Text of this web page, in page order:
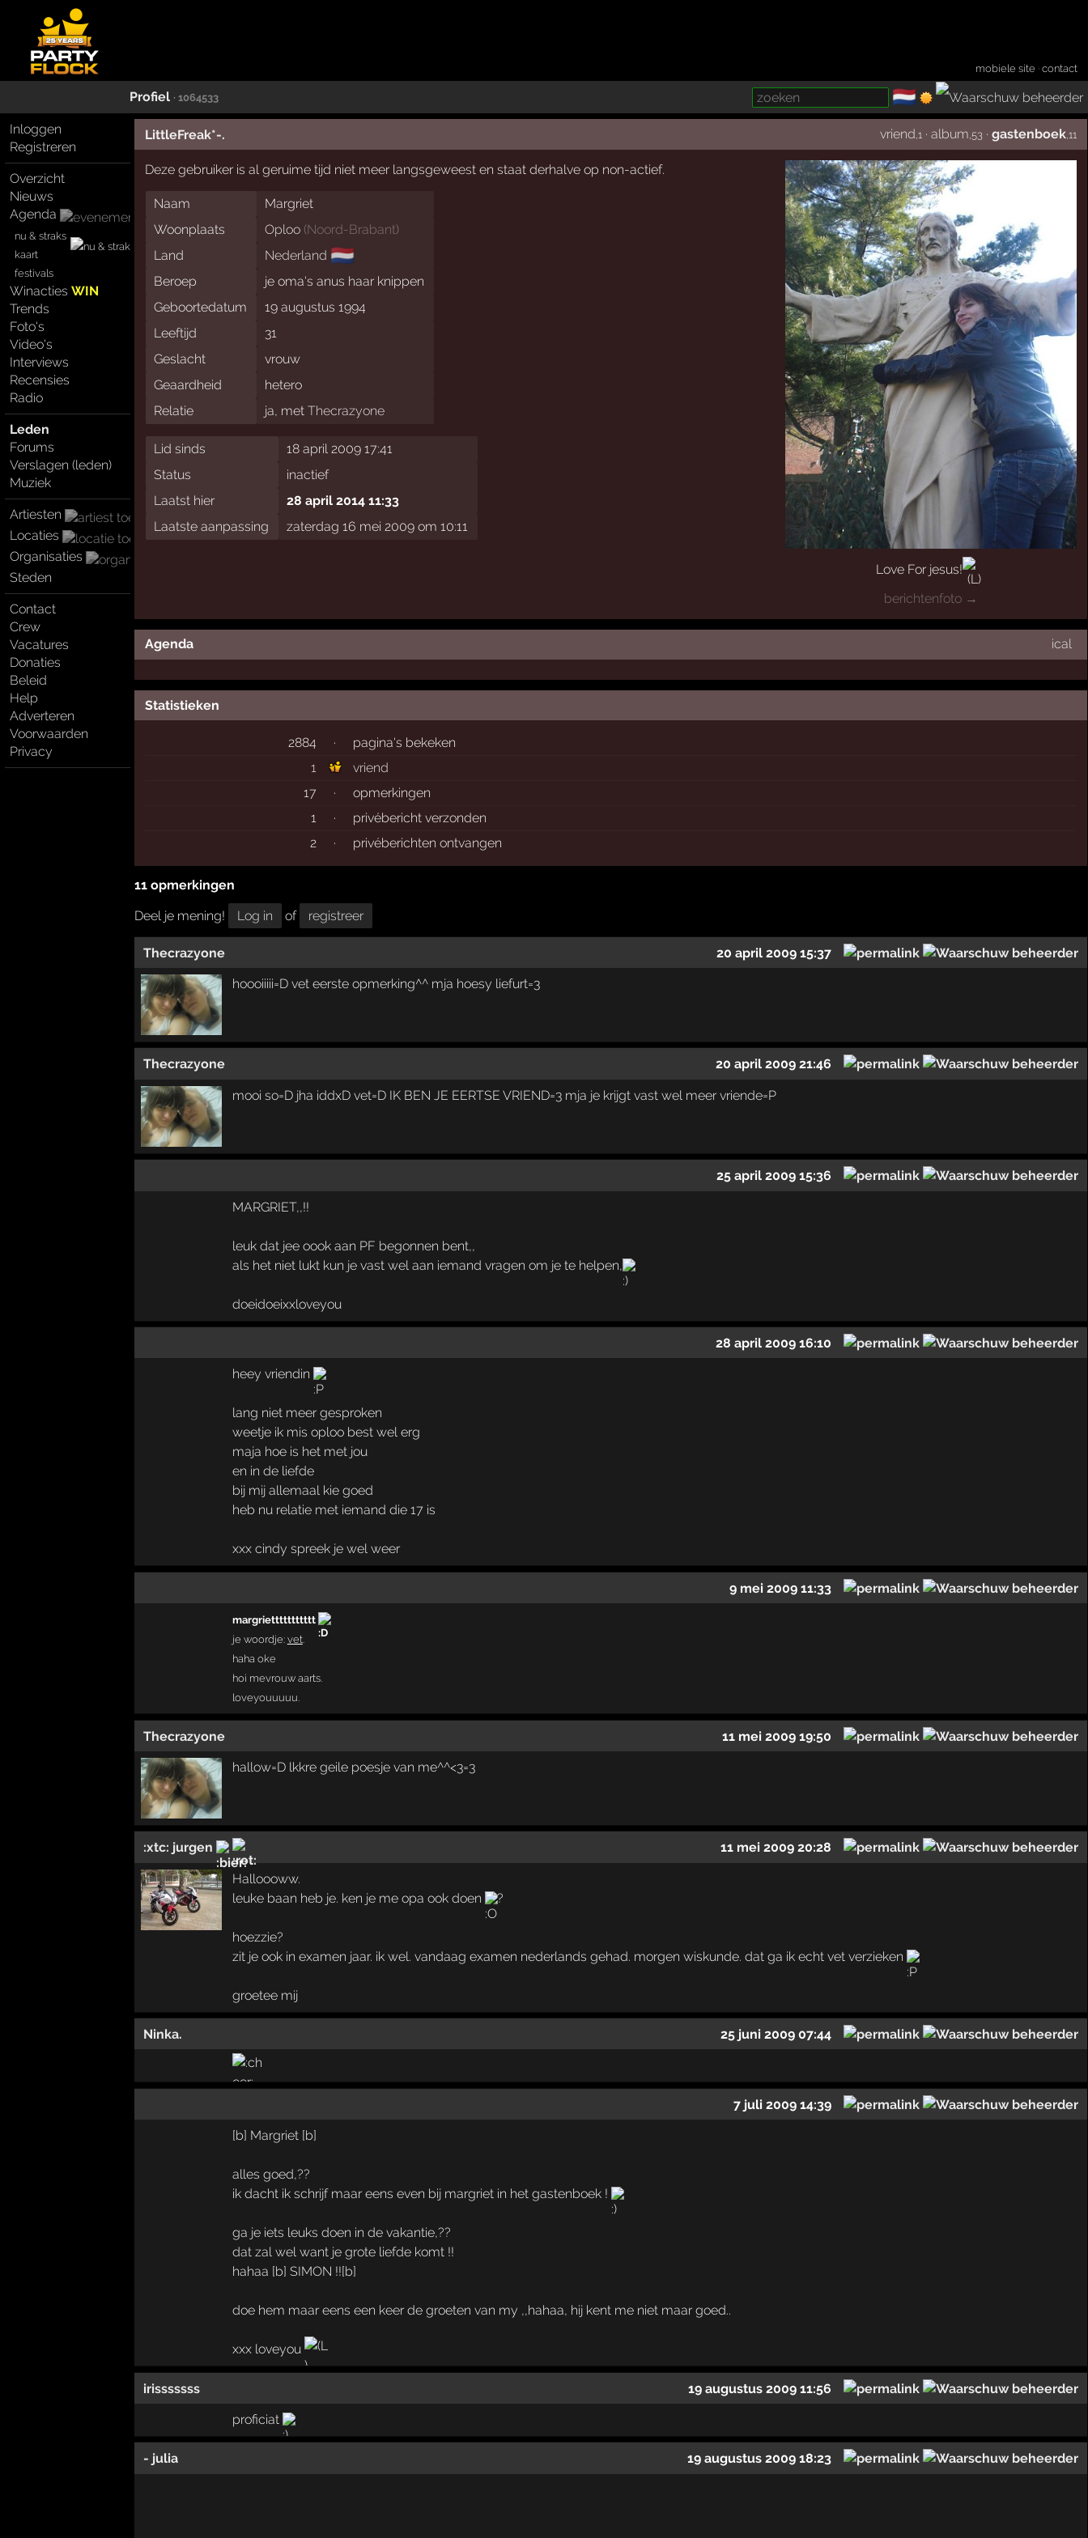
mobiele site ·contact
Profiel · 1064533 🇳🇱
Inloggen
Registreren
Overzicht
Nieuws
Agenda
nu & straks
kaart
festivals
WinactiesWIN
Trends
Foto's
Video's
Interviews
Recensies
Radio
Leden
Forums
Verslagen (leden)
Muziek
Artiesten
Locaties
Organisaties
Steden
Contact
Crew
Vacatures
Donaties
Beleid
Help
Adverteren
Voorwaarden
Privacy
LittleFreak*-. vriend ,1 ·album ,53 ·gastenboek,11
Love For jesus!
berichtenfoto →
Deze gebruiker is al geruime tijd niet meer langsgeweest en staat derhalve op non-actief.
Naam
Margriet
Woonplaats
Oploo (Noord-Brabant)
Land
Nederland 🇳🇱
Beroep
je oma's anus haar knippen
Geboortedatum
19 augustus 1994
Leeftijd
31
Geslacht
vrouw
Geaardheid
hetero
Relatie
ja, metThecrazyone
Lid sinds
18 april 2009 17:41
Status
inactief
Laatst hier
28 april 2014 11:33
Laatste aanpassing
zaterdag 16 mei 2009 om 10:11
Agenda ical
Statistieken
2884 ·
pagina's bekeken
1
vriend
17
·
opmerkingen
1
·
privébericht verzonden
2
· privéberichten ontvangen
11 opmerkingen
Deel je mening!
Log in of registreer
Thecrazyone 20 april 2009 15:37
hoooiiiii=D vet eerste opmerking^^ mja hoesy liefurt=3
Thecrazyone 20 april 2009 21:46
mooi so=D jha iddxD vet=D IK BEN JE EERTSE VRIEND=3 mja je krijgt vast wel meer vriende=P
25 april 2009 15:36
MARGRIET,,!!
leuk dat jee oook aan PF begonnen bent,,
als het niet lukt kun je vast wel aan iemand vragen om je te helpen,
doeidoeixxloveyou
28 april 2009 16:10
heey vriendin
lang niet meer gesproken
weetje ik mis oploo best wel erg
maja hoe is het met jou
en in de liefde
bij mij allemaal kie goed
heb nu relatie met iemand die 17 is
xxx cindy spreek je wel weer
9 mei 2009 11:33
margriettttttttttt
je woordje: vet.
haha oke
hoi mevrouw aarts.
loveyouuuuu.
Thecrazyone 11 mei 2009 19:50
hallow=D lkkre geile poesje van me^^<3=3
:xtc: jurgen 11 mei 2009 20:28
Halloooww.
leuke baan heb je. ken je me opa ook doen
?
hoezzie?
zit je ook in examen jaar. ik wel. vandaag examen nederlands gehad. morgen wiskunde. dat ga ik echt vet verzieken
groetee mij
Ninka. 25 juni 2009 07:44
7 juli 2009 14:39
[b] Margriet [b]
alles goed,??
ik dacht ik schrijf maar eens even bij margriet in het gastenboek !
ga je iets leuks doen in de vakantie,??
dat zal wel want je grote liefde komt !!
hahaa [b] SIMON !![b]
doe hem maar eens een keer de groeten van my ,,hahaa, hij kent me niet maar goed..
xxx loveyou
irisssssss 19 augustus 2009 11:56
proficiat
- julia 19 augustus 2009 18:23